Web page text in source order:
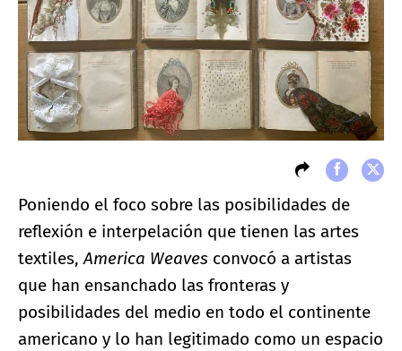
Poniendo el foco sobre las posibilidades de
reflexión e interpelación que tienen las artes
textiles,America Weaves convocó a artistas
que han ensanchado las fronteras y
posibilidades del medio en todo el continente
americano y lo han legitimado como un espacio